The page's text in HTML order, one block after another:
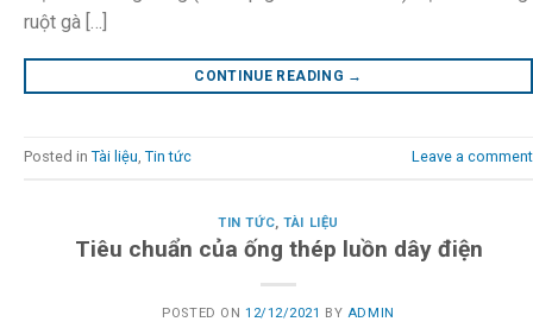
ruột gà […]
CONTINUE READING →
Posted in Tài liệu, Tin tức Leave a comment
TIN TỨC,TÀI LIỆU
Tiêu chuẩn của ống thép luồn dây điện
POSTED ON 12/12/2021 BY ADMIN